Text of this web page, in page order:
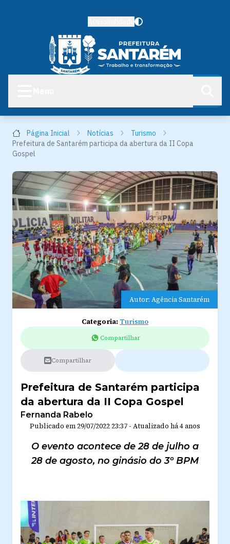
Página Inicial Notícias
Turismo
Prefeitura de Santarém participa da abertura da II Copa
Gospel
Autor: Agência Santarém
Categoria: Turismo
Compartilhar
Compartilhar
Prefeitura de Santarém participa
da abertura da II Copa Gospel
Fernanda Rabelo
Publicado em 29/07/2022 23:37 - Atualizado há 4 anos
O evento acontece de 28 de julho a
28 de agosto, no ginásio do 3º BPM